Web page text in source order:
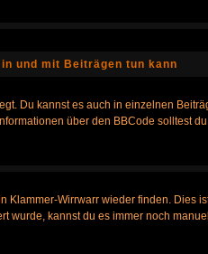
in und mit Beiträgen tun kann
Du kannst es auch in einzelnen
über den BBCode solltest
Klammer-Wirrwarr wieder finden. Dies
kannst du es immer noch